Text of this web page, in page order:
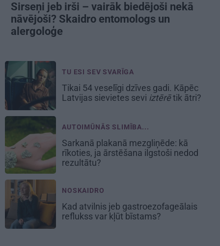
Sirseņi jeb irši – vairāk biedējoši nekā
nāvējoši? Skaidro entomologs un
alergoloģe
TU ESI SEV SVARĪGA
Tikai 54 veselīgi dzīves gadi. Kāpēc
Latvijas sievietes sevi iztērētik ātri?
AUTOIMŪNĀS SLIMĪBA...
Sarkanā plakanā mezgliņēde: kā
rīkoties, ja ārstēšana ilgstoši nedod
rezultātu?
NOSKAIDRO
Kad atvilnis jeb gastroezofageālais
reflukss var kļūt bīstams?